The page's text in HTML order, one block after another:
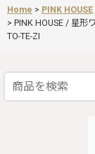
Home > PINK HOUSE
> PINK HOUSE / 星形
TO-TE-ZI